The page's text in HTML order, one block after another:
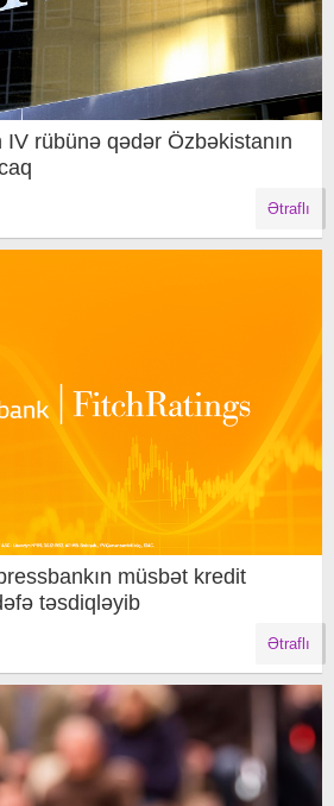
rübünə qədər Özbəkistanın
Ətraflı
müsbət kredit
təsdiqləyib
Ətraflı